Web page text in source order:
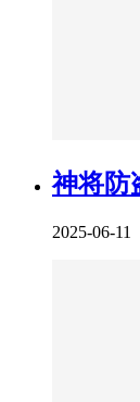
神将防
2025-06-11